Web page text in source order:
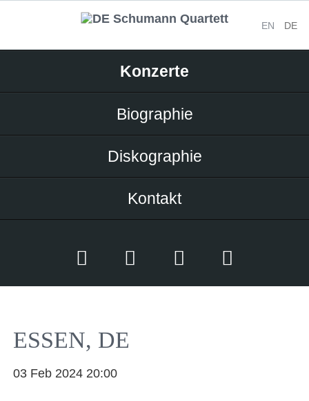
EN DE
Konzerte
Biographie
Diskographie
Kontakt
FacebookYouTube
ESSEN, DE
03 Feb 2024 20:00